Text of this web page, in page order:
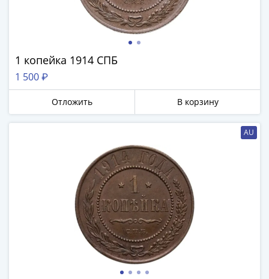
1 копейка 1914 СПБ
1 500 ₽
Отложить В корзину
AU